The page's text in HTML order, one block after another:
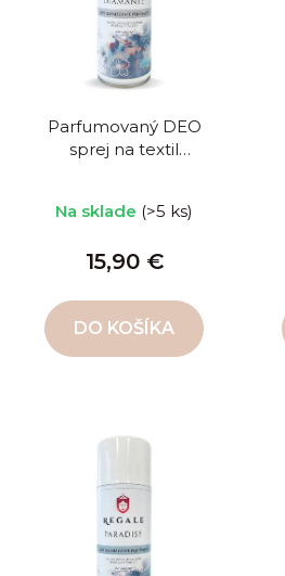
Parfumovaný DEO
sprej na textil
Na sklade (>5 ks)
15,90 €
DO KOŠÍKA